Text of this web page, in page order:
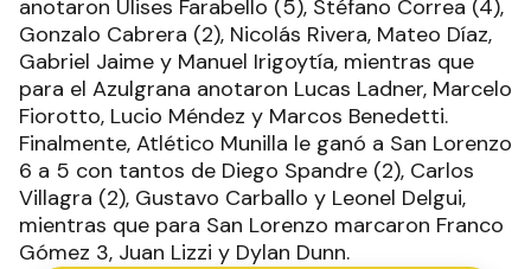
anotaron Ulises Farabello (5), Stéfano Correa (4),
Gonzalo Cabrera (2), Nicolás Rivera, Mateo Díaz,
Gabriel Jaime y Manuel Irigoytía, mientras que
para el Azulgrana anotaron Lucas Ladner, Marcelo
Fiorotto, Lucio Méndez y Marcos Benedetti.
Finalmente, Atlético Munilla le ganó a San Lorenzo
6 a 5 con tantos de Diego Spandre (2), Carlos
Villagra (2), Gustavo Carballo y Leonel Delgui,
mientras que para San Lorenzo marcaron Franco
Gómez 3, Juan Lizzi y Dylan Dunn.